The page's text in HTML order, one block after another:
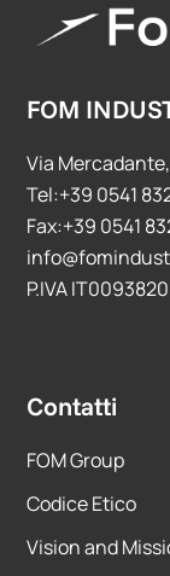
FOM
Via
Tel:+39 0541
Fax:+39 0541
P.IVA
Contatti
FOM Group
Codice Etico
Vision and